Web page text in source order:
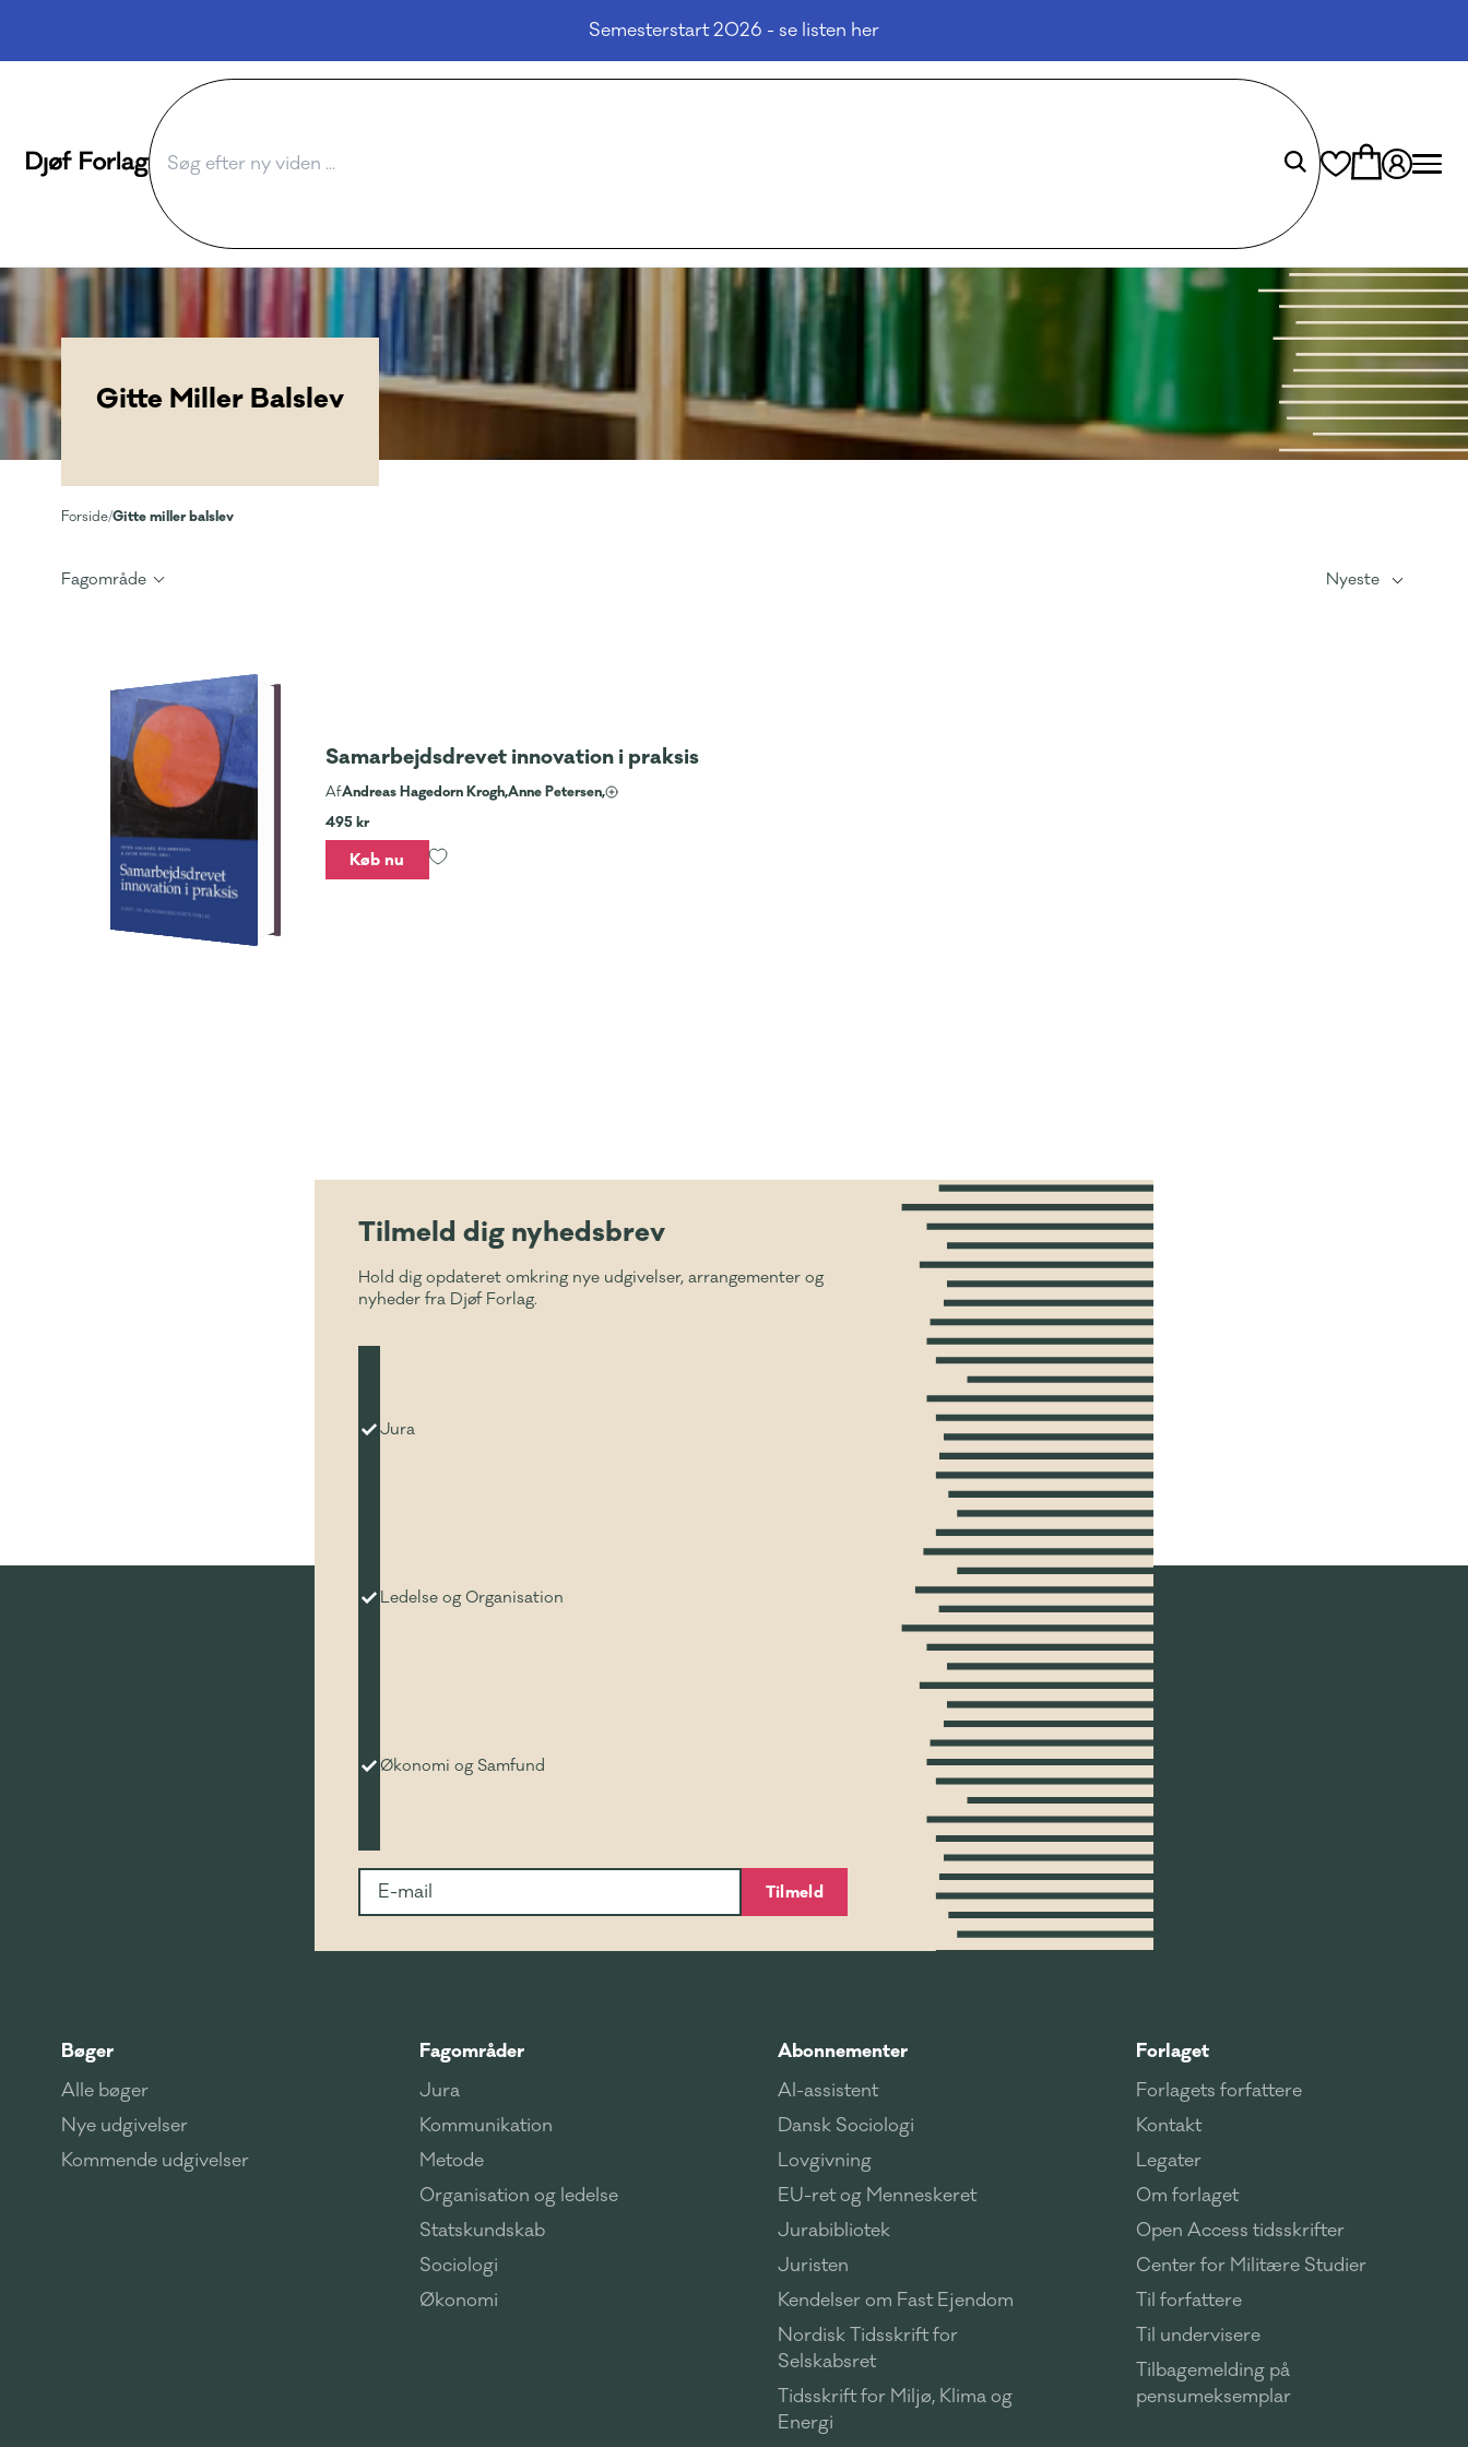
Semesterstart 2026 - se listen her
Gitte Miller Balslev
Forside/Gitte miller balslev
Fagområde Nyeste
Samarbejdsdrevet innovation i praksis
AfAndreas Hagedorn Krogh,Anne Petersen,
495 kr
Køb nu
Tilmeld dig nyhedsbrev
Hold dig opdateret omkring nye udgivelser, arrangementer og
nyheder fra Djøf Forlag.
Jura
Ledelse og Organisation
Økonomi og Samfund
Tilmeld
Bøger
Alle bøger
Nye udgivelser
Kommende udgivelser
Fagområder
Jura
Kommunikation
Metode
Organisation og ledelse
Statskundskab
Sociologi
Økonomi
Abonnementer
AI-assistent
Dansk Sociologi
Lovgivning
EU-ret og Menneskeret
Jurabibliotek
Juristen
Kendelser om Fast Ejendom
Nordisk Tidsskrift for
Selskabsret
Tidsskrift for Miljø, Klima og
Energi
Forlaget
Forlagets forfattere
Kontakt
Legater
Om forlaget
Open Access tidsskrifter
Center for Militære Studier
Til forfattere
Til undervisere
Tilbagemelding på
pensumeksemplar